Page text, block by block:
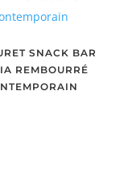
SNACK BAR
REMBOURRÉ